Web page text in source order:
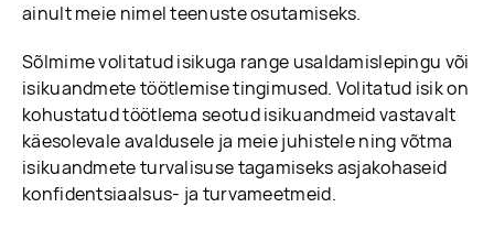
ainult meie nimel teenuste osutamiseks.
Sõlmime volitatud isikuga range usaldamislepingu või
isikuandmete töötlemise tingimused. Volitatud isik on
kohustatud töötlema seotud isikuandmeid vastavalt
käesolevale avaldusele ja meie juhistele ning võtma
isikuandmete turvalisuse tagamiseks asjakohaseid
konfidentsiaalsus- ja turvameetmeid.